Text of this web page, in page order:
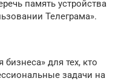
память устройства
Телеграма».
для тех, кто
задачи на